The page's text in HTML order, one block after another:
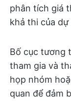
phân tích giá
khả thi của
Bố cục tương
tham gia và
họp nhóm
quan để đảm